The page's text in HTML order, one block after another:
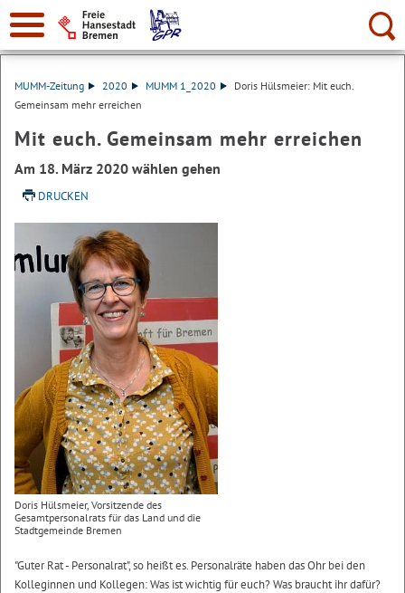
Suche:
MUMM-Zeitung 2020 MUMM 1_2020
Doris Hülsmeier: Mit euch.
Gemeinsam mehr erreichen
Mit euch. Gemeinsam mehr erreichen
Am 18. März 2020 wählen gehen
DRUCKEN
Doris Hülsmeier, Vorsitzende des
Gesamtpersonalrats für das Land und die
Stadtgemeinde Bremen
"Guter Rat - Personalrat", so heißt es. Personalräte haben das Ohr bei den
Kolleginnen und Kollegen: Was ist wichtig für euch? Was braucht ihr dafür?